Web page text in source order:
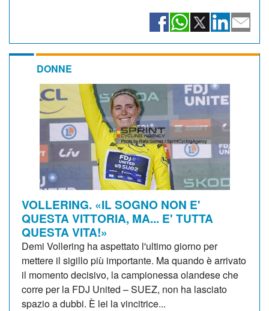
DONNE
VOLLERING. «IL SOGNO NON E'
QUESTA VITTORIA, MA... E' TUTTA
QUESTA VITA!»
Demi Vollering ha aspettato l'ultimo giorno per
mettere il sigillo più importante. Ma quando è arrivato
il momento decisivo, la campionessa olandese che
corre per la FDJ United – SUEZ, non ha lasciato
spazio a dubbi. È lei la vincitrice...